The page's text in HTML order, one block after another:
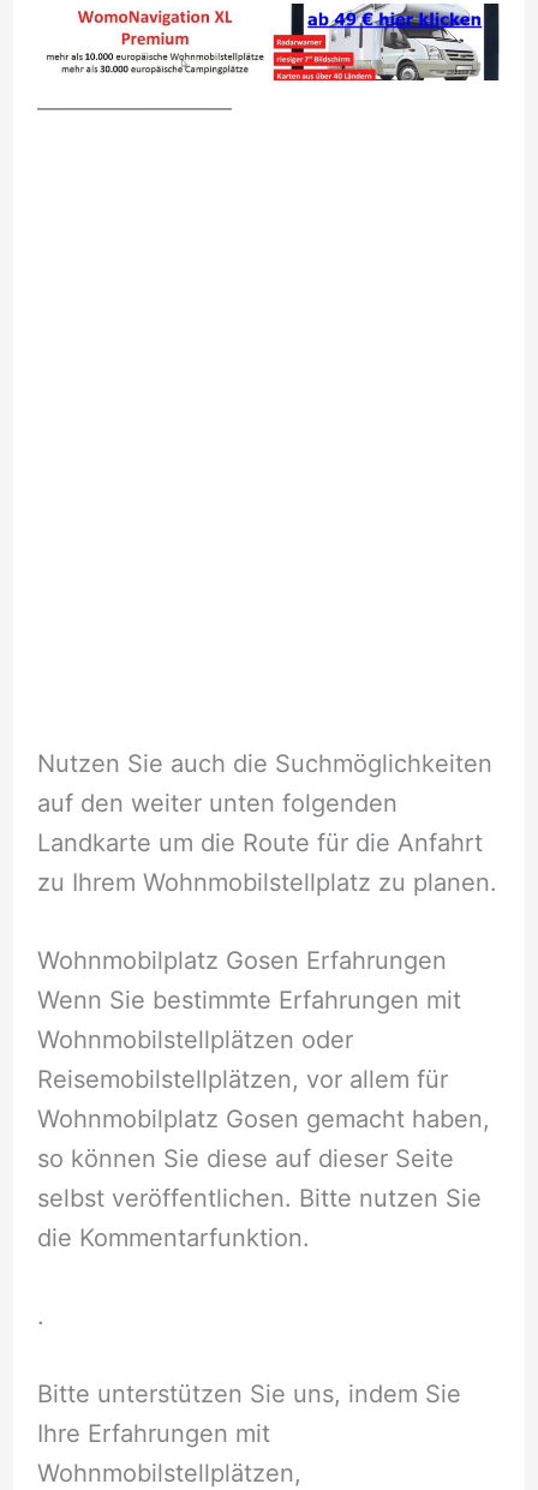
Nutzen Sie auch die Suchmöglichkeiten
auf den weiter unten folgenden
Landkarte um die Route für die Anfahrt
zu Ihrem Wohnmobilstellplatz zu planen.
Wohnmobilplatz Gosen Erfahrungen
Wenn Sie bestimmte Erfahrungen mit
Wohnmobilstellplätzen oder
Reisemobilstellplätzen, vor allem für
Wohnmobilplatz Gosen gemacht haben,
so können Sie diese auf dieser Seite
selbst veröffentlichen. Bitte nutzen Sie
die Kommentarfunktion.
.
Bitte unterstützen Sie uns, indem Sie
Ihre Erfahrungen mit
Wohnmobilstellplätzen,